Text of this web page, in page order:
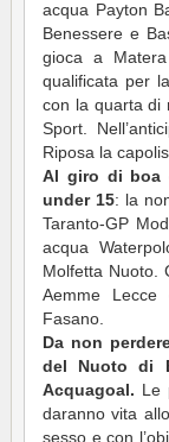
acqua Payton
Benessere e
gioca a
qualificata per
con la quarta di
Sport.
Riposa la
Al giro di boa
under 15: la
Taranto-GP
acqua
Molfetta Nuoto.
Aemme Lecce
Fasano.
Da non
del Nuoto di
Acquagoal. Le
daranno vita
sesso e con